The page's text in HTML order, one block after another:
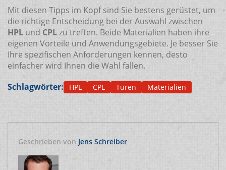
Mit diesen Tipps im Kopf sind Sie bestens gerüstet, um
die richtige Entscheidung bei der Auswahl zwischen
HPL und CPLzu treffen. Beide Materialien haben ihre
eigenen Vorteile und Anwendungsgebiete. Je besser Sie
Ihre spezifischen Anforderungen kennen, desto
einfacher wird Ihnen die Wahl fallen.
Schlagwörter:
HPL CPL Türen Materialien
Geschrieben von Jens Schreiber